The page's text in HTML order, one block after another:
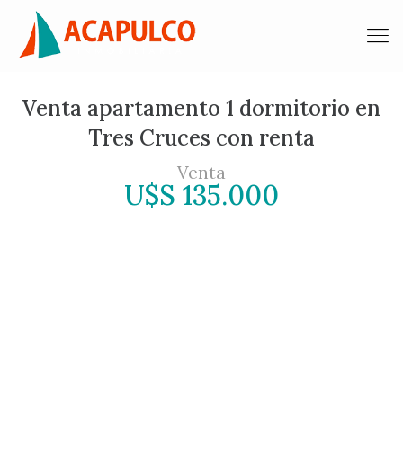
Venta apartamento 1 dormitorio en
Tres Cruces con renta
Venta
U$S 135.000